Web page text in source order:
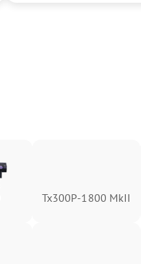
Tx300P-1800 MkII